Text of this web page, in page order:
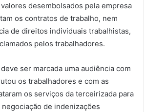
desembolsados pela empresa
os contratos de trabalho, nem
de direitos individuais trabalhistas,
pelos trabalhadores.
ser marcada uma audiência com
os trabalhadores e com as
os serviços da terceirizada para
de indenizações